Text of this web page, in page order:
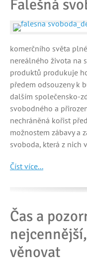
Falešná
komerčního světa
nereálného života na
produktů produkuje
předem odsouzeny k
dalším společensko-
svobodného a
nechráněná kořist
možnostem zábavy a
svoboda, která z nich
Číst více...
Čas a
věnovat